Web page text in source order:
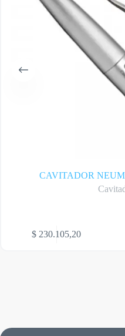
CAVITADOR
$ 230.105,20